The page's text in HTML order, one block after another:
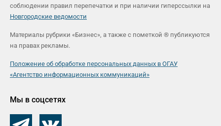
соблюдении правил перепечатки и при наличии гиперссылки на
Новгородские ведомости
Материалы рубрики «Бизнес», а также с пометкой ® публикуются
на правах рекламы.
Положение об обработке персональных данных в ОГАУ
«Агентство информационных коммуникаций»
Мы в соцсетях